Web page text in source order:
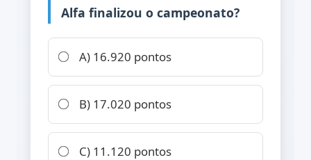
Alfa finalizou o campeonato?
A) 16.920 pontos
B) 17.020 pontos
C) 11.120 pontos